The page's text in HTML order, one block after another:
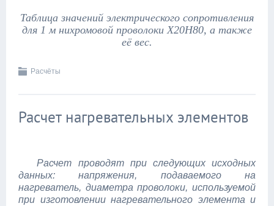
Таблица значений электрического сопротивления
для 1 м нихромовой проволоки Х20Н80, а также
её вес.
Расчёты
Расчет нагревательных элементов
Расчет проводят при следующих исходных
данных: напряжения, подаваемого на
нагреватель, диаметра проволоки, используемой
при изготовлении нагревательного элемента и